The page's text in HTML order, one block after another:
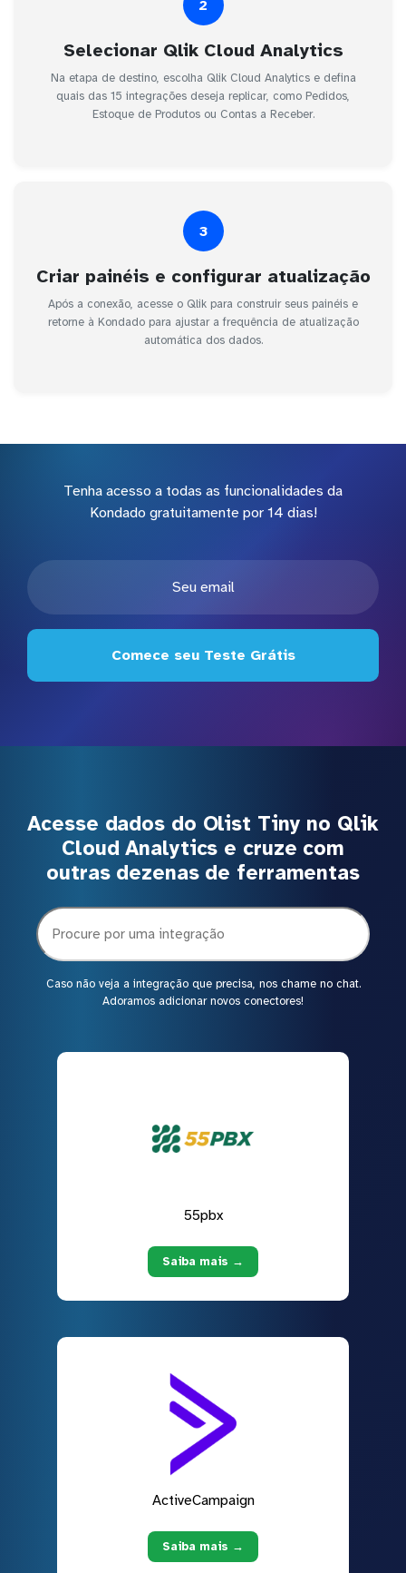
2
Selecionar Qlik Cloud Analytics
Na etapa de destino, escolha Qlik Cloud Analytics e defina
quais das 15 integrações deseja replicar, como Pedidos,
Estoque de Produtos ou Contas a Receber.
3
Criar painéis e configurar atualização
Após a conexão, acesse o Qlik para construir seus painéis e
retorne à Kondado para ajustar a frequência de atualização
automática dos dados.
Tenha acesso a todas as funcionalidades da
Kondado gratuitamente por 14 dias!
Comece seu Teste Grátis
Acesse dados do Olist Tiny no Qlik
Cloud Analytics e cruze com
outras dezenas de ferramentas
Caso não veja a integração que precisa, nos chame no chat.
Adoramos adicionar novos conectores!
55pbx
Saiba mais →
ActiveCampaign
Saiba mais →